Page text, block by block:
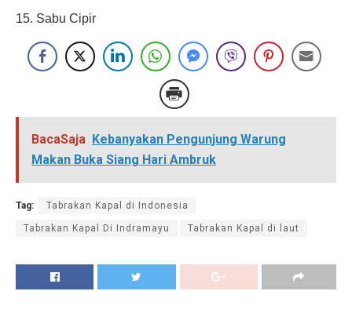
15. Sabu Cipir
BacaSaja Kebanyakan Pengunjung Warung
Makan Buka Siang Hari Ambruk
Tag: Tabrakan Kapal di Indonesia
Tabrakan Kapal Di Indramayu Tabrakan Kapal di laut